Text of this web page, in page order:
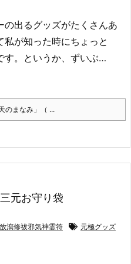
の出るグッズがたくさんあ
私が知った時にちょっと
す。というか、ずいぶ…
のまなみ」（ ...
元お守り袋
放瀉修祓邪気神霊符 元極グッズ